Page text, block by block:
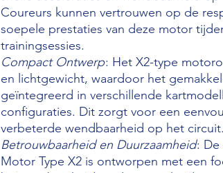
Coureurs kunnen vertrouwen op de
soepele prestaties van deze motor
trainingsessies.
Compact Ontwerp: Het X2-type
en lichtgewicht, waardoor het
geïntegreerd in verschillende
configuraties. Dit zorgt voor een
verbeterde wendbaarheid op het circuit.
Betrouwbaarheid en Duurzaamheid: De
Motor Type X2 is ontworpen met een